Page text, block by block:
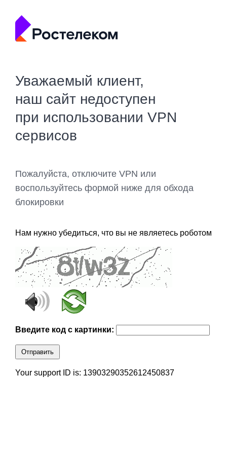
Уважаемый клиент,
наш сайт недоступен
при использовании VPN
сервисов
Пожалуйста, отключите VPN или
воспользуйтесь формой ниже для обхода
блокировки
Нам нужно убедиться, что вы не являетесь роботом
Введите код с картинки:
Отправить
Your support ID is: 13903290352612450837